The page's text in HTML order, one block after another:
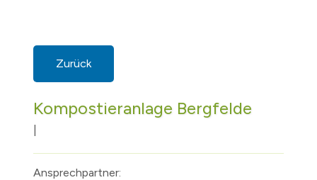
Zurück
Kompostieranlage Bergfelde
Ansprechpartner: